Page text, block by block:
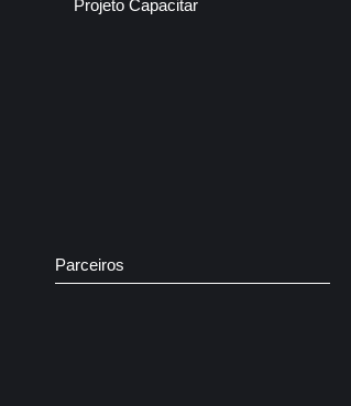
Projeto Capacitar
Parceiros